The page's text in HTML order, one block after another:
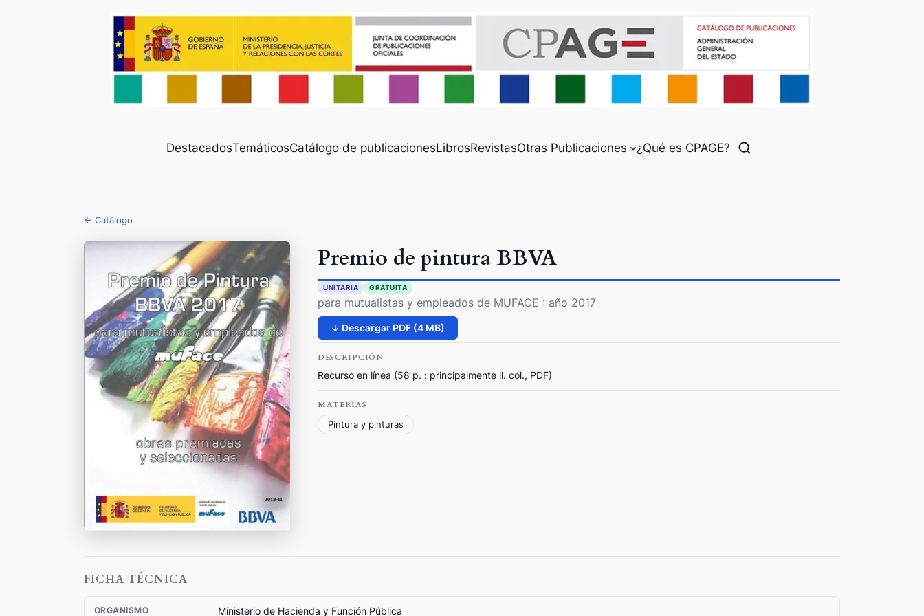
DestacadosTemáticosCatálogo de publicacionesLibrosRevistasOtras Publicaciones ¿Qué es CPAGE?
← Catálogo
Premio de pintura BBVA
UNITARIA GRATUITA
para mutualistas y empleados de MUFACE : año 2017
↓ Descargar PDF (4 MB)
DESCRIPCIÓN
Recurso en línea (58 p. : principalmente il. col., PDF)
MATERIAS
Pintura y pinturas
FICHA TÉCNICA
ORGANISMO Ministerio de Hacienda y Función Pública